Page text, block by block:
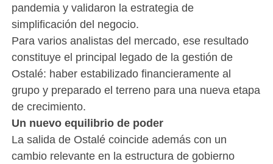
pandemia y validaron la estrategia de
simplificación del negocio.
Para varios analistas del mercado, ese resultado
constituye el principal legado de la gestión de
Ostalé: haber estabilizado financieramente al
grupo y preparado el terreno para una nueva etapa
de crecimiento.
Un nuevo equilibrio de poder
La salida de Ostalé coincide además con un
cambio relevante en la estructura de gobierno